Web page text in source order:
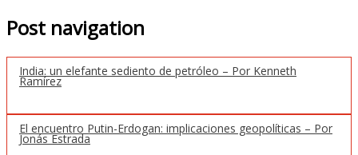
Post navigation
India: un elefante sediento de petróleo – Por Kenneth
Ramírez
El encuentro Putin-Erdogan: implicaciones geopolíticas – Por
Jonás Estrada